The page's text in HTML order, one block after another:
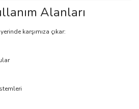
Alanları
karşımıza çıkar: